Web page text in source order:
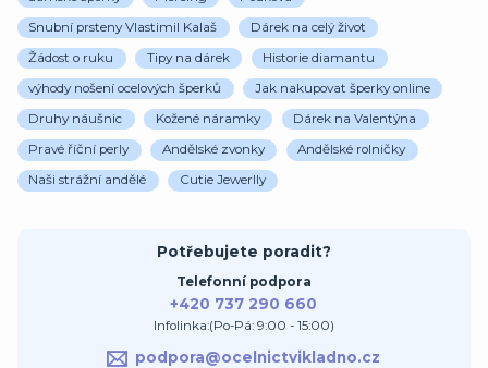
Snubní prsteny Vlastimil Kalaš Dárek na celý život
Žádost o ruku Tipy na dárek Historie diamantu
výhody nošení ocelových šperků Jak nakupovat šperky online
Druhy náušnic Kožené náramky Dárek na Valentýna
Pravé říční perly Andělské zvonky Andělské rolničky
Naši strážní andělé Cutie Jewerlly
Potřebujete poradit?
Telefonní podpora
+420 737 290 660
Infolinka:(Po-Pá: 9:00 - 15:00)
podpora@ocelnictvikladno.cz